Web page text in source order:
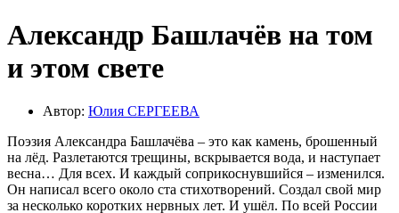
Александр Башлачёв на том
и этом свете
Автор: Юлия СЕРГЕЕВА
Поэзия Александра Башлачёва – это как камень, брошенный
на лёд. Разлетаются трещины, вскрывается вода, и наступает
весна… Для всех. И каждый соприкоснувшийся – изменился.
Он написал всего около ста стихотворений. Создал свой мир
за несколько коротких нервных лет. И ушёл. По всей России